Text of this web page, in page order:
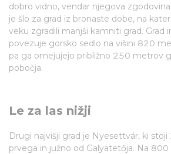
dobro vidno, vendar njegova
je šlo za grad iz bronaste dobe, na
veku zgradili manjši kamniti grad. Grad
povezuje gorsko sedlo na višini 820
pa ga omejujejo približno 250 metrov
pobočja.
Le za las nižji
Drugi najvišji grad je Nyesettvár, ki
prvega in južno od Galyatetőja. Na